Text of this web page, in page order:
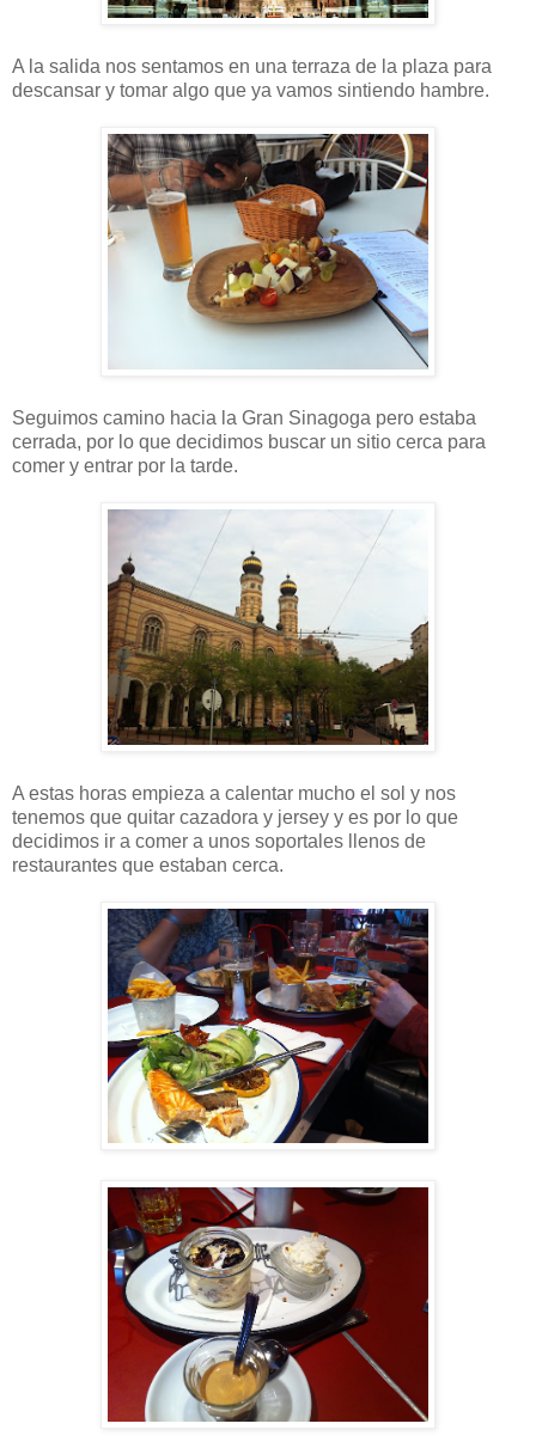
A la salida nos sentamos en una terraza de la plaza para
descansar y tomar algo que ya vamos sintiendo hambre.
Seguimos camino hacia la Gran Sinagoga pero estaba
cerrada, por lo que decidimos buscar un sitio cerca para
comer y entrar por la tarde.
A estas horas empieza a calentar mucho el sol y nos
tenemos que quitar cazadora y jersey y es por lo que
decidimos ir a comer a unos soportales llenos de
restaurantes que estaban cerca.